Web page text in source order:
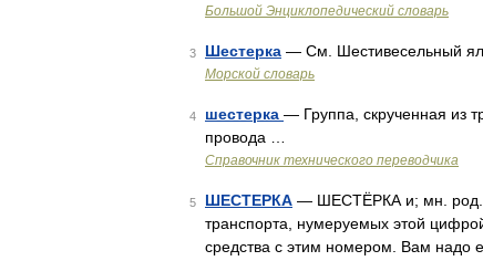
Большой Энциклопедический словарь
3 Шестерка — См. Шестивесельный ял
Морской словарь
4 шестерка — Группа, скрученная из
провода …
Справочник технического переводчика
5 ШЕСТЕРКА — ШЕСТЁРКА и; мн. род.
транспорта, нумеруемых этой
средства с этим номером. Вам надо